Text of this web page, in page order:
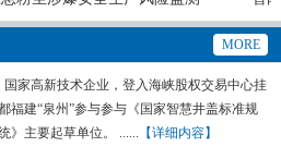
预警系统
MORE
家高新技术企业，登入海峡股权交易中心挂
福建“泉州”参与参与《国家智慧井盖标准规
》主要起草单位。 ...... 【详细内容】